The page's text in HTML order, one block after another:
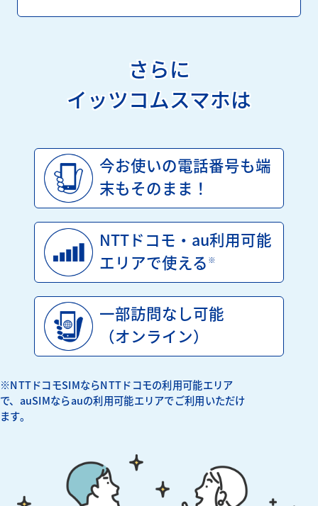
さらに
イッツコムスマホは
今お使いの電話番号も端
末もそのまま！
NTTドコモ・au利用可能
エリアで使える ※
一部訪問なし可能
（オンライン）
※NTTドコモSIMならNTTドコモの利用可能エリア
で、auSIMならauの利用可能エリアでご利用いただけ
ます。